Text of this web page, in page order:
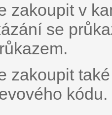
zakoupit v
se
zakoupit
kódu.